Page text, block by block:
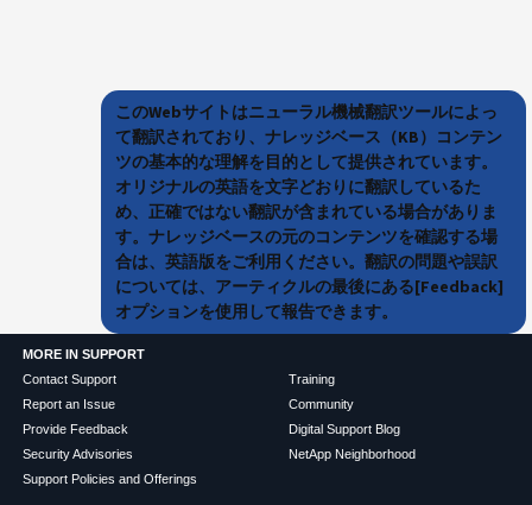
このWebサイトはニューラル機械翻訳ツールによっ
て翻訳されており、ナレッジベース（KB）コンテン
ツの基本的な理解を目的として提供されています。
オリジナルの英語を文字どおりに翻訳しているた
め、正確ではない翻訳が含まれている場合がありま
す。ナレッジベースの元のコンテンツを確認する場
合は、英語版をご利用ください。翻訳の問題や誤訳
については、アーティクルの最後にある[Feedback]
オプションを使用して報告できます。
MORE IN SUPPORT
Contact Support
Report an Issue
Provide Feedback
Security Advisories
Support Policies and Offerings
Training
Community
Digital Support Blog
NetApp Neighborhood